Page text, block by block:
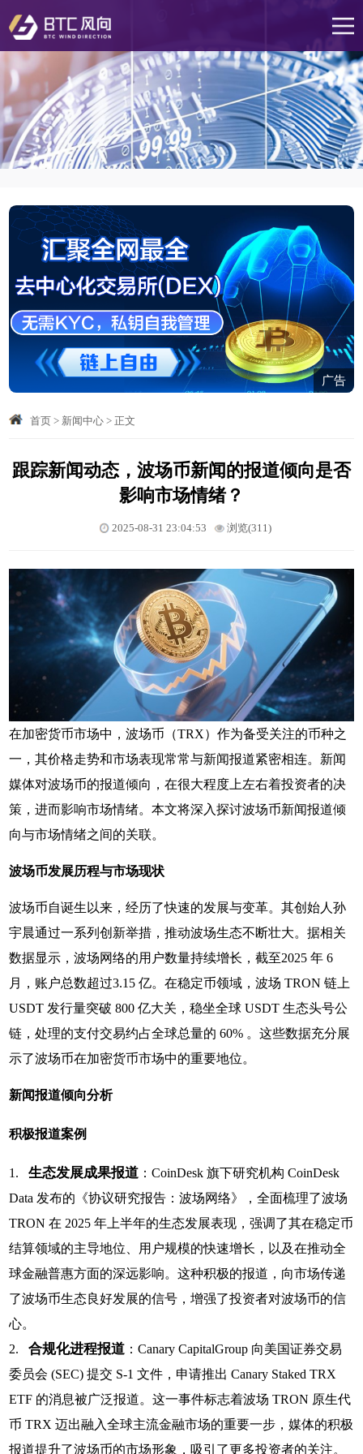
广告
首页> 新闻中心> 正文
跟踪新闻动态，波场币新闻的报道倾向是否
影响市场情绪？
2025-08-31 23:04:53 浏览(311)
在加密货币市场中，波场币（TRX）作为备受关注的币种之
一，其价格走势和市场表现常常与新闻报道紧密相连。新闻
媒体对波场币的报道倾向，在很大程度上左右着投资者的决
策，进而影响市场情绪。本文将深入探讨波场币新闻报道倾
向与市场情绪之间的关联。
波场币发展历程与市场现状
波场币自诞生以来，经历了快速的发展与变革。其创始人孙
宇晨通过一系列创新举措，推动波场生态不断壮大。据相关
数据显示，波场网络的用户数量持续增长，截至2025 年 6
月，账户总数超过3.15 亿。在稳定币领域，波场 TRON 链上
USDT 发行量突破 800 亿大关，稳坐全球 USDT 生态头号公
链，处理的支付交易约占全球总量的 60% 。这些数据充分展
示了波场币在加密货币市场中的重要地位。
新闻报道倾向分析
积极报道案例
1.生态发展成果报道 ：CoinDesk 旗下研究机构 CoinDesk
Data 发布的《协议研究报告：波场网络》，全面梳理了波场
TRON 在 2025 年上半年的生态发展表现，强调了其在稳定币
结算领域的主导地位、用户规模的快速增长，以及在推动全
球金融普惠方面的深远影响。这种积极的报道，向市场传递
了波场币生态良好发展的信号，增强了投资者对波场币的信
心。
2.合规化进程报道 ：Canary CapitalGroup 向美国证券交易
委员会 (SEC) 提交 S-1 文件，申请推出 Canary Staked TRX
ETF 的消息被广泛报道。这一事件标志着波场 TRON 原生代
币 TRX 迈出融入全球主流金融市场的重要一步，媒体的积极
报道提升了波场币的市场形象，吸引了更多投资者的关注。